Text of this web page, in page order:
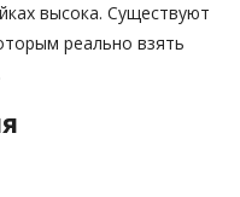
высока. Существуют
реально взять